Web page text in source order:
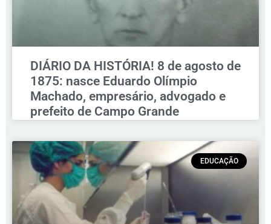
DIÁRIO DA HISTÓRIA! 8 de agosto de
1875: nasce Eduardo Olímpio
Machado, empresário, advogado e
prefeito de Campo Grande
EDUCAÇÃO